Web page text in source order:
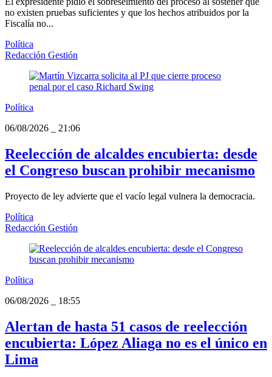
no existen pruebas suficientes y que los hechos atribuidos por la
Fiscalía no...
Política
Redacción Gestión
Política
06/08/2026
21:06
Reelección de alcaldes encubierta: desde
el Congreso buscan prohibir mecanismo
Proyecto de ley advierte que el vacío legal vulnera la democracia.
Política
Redacción Gestión
Política
06/08/2026
18:55
Alertan de hasta 51 casos de reelección
encubierta: López Aliaga no es el único en
Lima